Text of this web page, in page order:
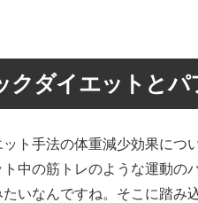
クダイエットとパ
ト手法の体重減少効果につ
中の筋トレのような運動の
いなんですね。そこに踏み